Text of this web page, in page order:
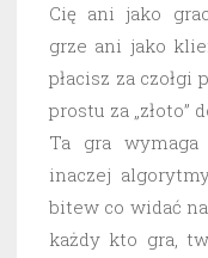
Cię ani jako
grze ani jako
płacisz za
prostu za „złoto”
Ta gra
inaczej
bitew co widać
każdy kto gra,